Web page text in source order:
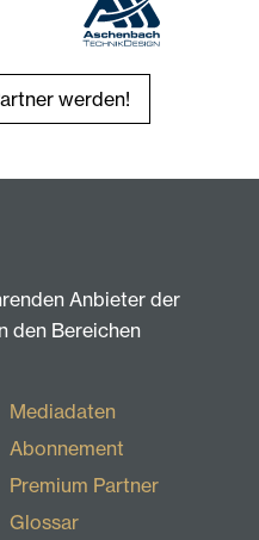
werden!
Anbieter der
den Bereichen
Mediadaten
Abonnement
Premium Partner
Glossar